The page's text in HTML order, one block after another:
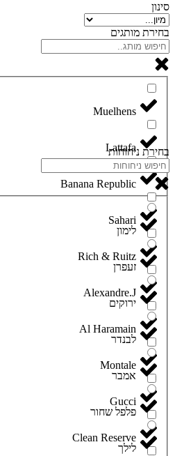
סינון
בחירת מותגים
Lattafa
Banana Republic
Sahari
Rich & Ruitz
Alexandre.J
Al Haramain
Montale
Gucci
Clean Reserve
בחירת ניחוחות
לימון
זעפרן
ירוקים
לבנדר
אמבר
פלפל שחור
לילך